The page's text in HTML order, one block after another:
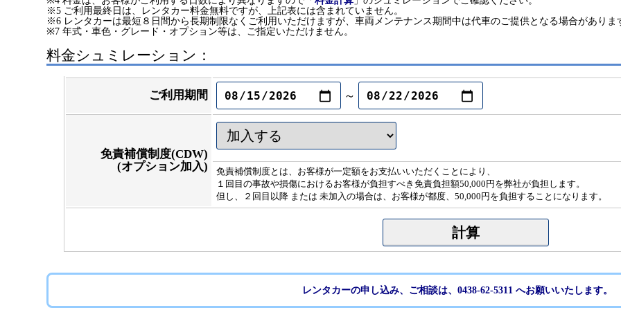
※5 ご利用最終日は、レンタカー料金無料ですが、上記表には含まれていません。
※6 レンタカーは最短８日間から長期制限なくご利用いただけますが、車両メンテナンス期間中は代車のご提供となる場合がありま
※7 年式・車色・グレード・オプション等は、ご指定いただけません。
料金シュミレーション：
ご利用期間 ～
免責補償制度(CDW)
(オプション加入)
免責補償制度とは、お客様が一定額をお支払いいただくことにより、
１回目の事故や損傷におけるお客様が負担すべき免責負担額50,000円を弊社が負担します。
但し、２回目以降 または 未加入の場合は、お客様が都度、50,000円を負担することになります。
レンタカーの申し込み、ご相談は、0438-62-5311 へお願いいたします。